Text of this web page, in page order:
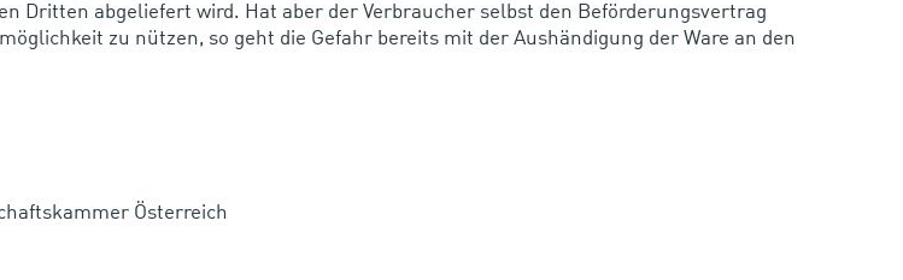
Dritten abgeliefert wird. Hat aber der Verbraucher selbst den Beförderungsvertrag
zu nützen, so geht die Gefahr bereits mit der Aushändigung der Ware an den
Österreich